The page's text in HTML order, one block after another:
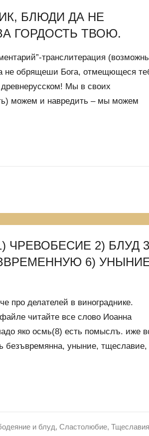
БЛЮДИ ДА НЕ
ГОРДОСТЬ ТВОЮ.
транслитерация
не обрящеши Бога, отмещющеся
Мы в своих
можем и навредить – мы можем
ЧРЕВОБЕСИЕ 2) БЛУД
6)
про делателей в винограднике.
читайте все слово Иоанна
яко осмь(8) есть помыслъ. иже
безъвремянна, уныние, тщеславие,
и блуд, Сластолюбие,